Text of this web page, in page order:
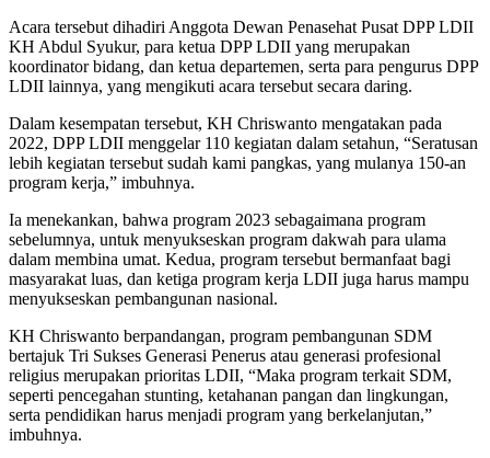
Acara tersebut dihadiri Anggota Dewan Penasehat Pusat DPP LDII
KH Abdul Syukur, para ketua DPP LDII yang merupakan
koordinator bidang, dan ketua departemen, serta para pengurus DPP
LDII lainnya, yang mengikuti acara tersebut secara daring.
Dalam kesempatan tersebut, KH Chriswanto mengatakan pada
2022, DPP LDII menggelar 110 kegiatan dalam setahun, “Seratusan
lebih kegiatan tersebut sudah kami pangkas, yang mulanya 150-an
program kerja,” imbuhnya.
Ia menekankan, bahwa program 2023 sebagaimana program
sebelumnya, untuk menyukseskan program dakwah para ulama
dalam membina umat. Kedua, program tersebut bermanfaat bagi
masyarakat luas, dan ketiga program kerja LDII juga harus mampu
menyukseskan pembangunan nasional.
KH Chriswanto berpandangan, program pembangunan SDM
bertajuk Tri Sukses Generasi Penerus atau generasi profesional
religius merupakan prioritas LDII, “Maka program terkait SDM,
seperti pencegahan stunting, ketahanan pangan dan lingkungan,
serta pendidikan harus menjadi program yang berkelanjutan,”
imbuhnya.